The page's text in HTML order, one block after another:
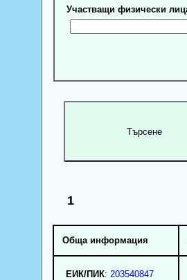
Участващи физически
1
Обща информация
ЕИК/ПИК: 203540847